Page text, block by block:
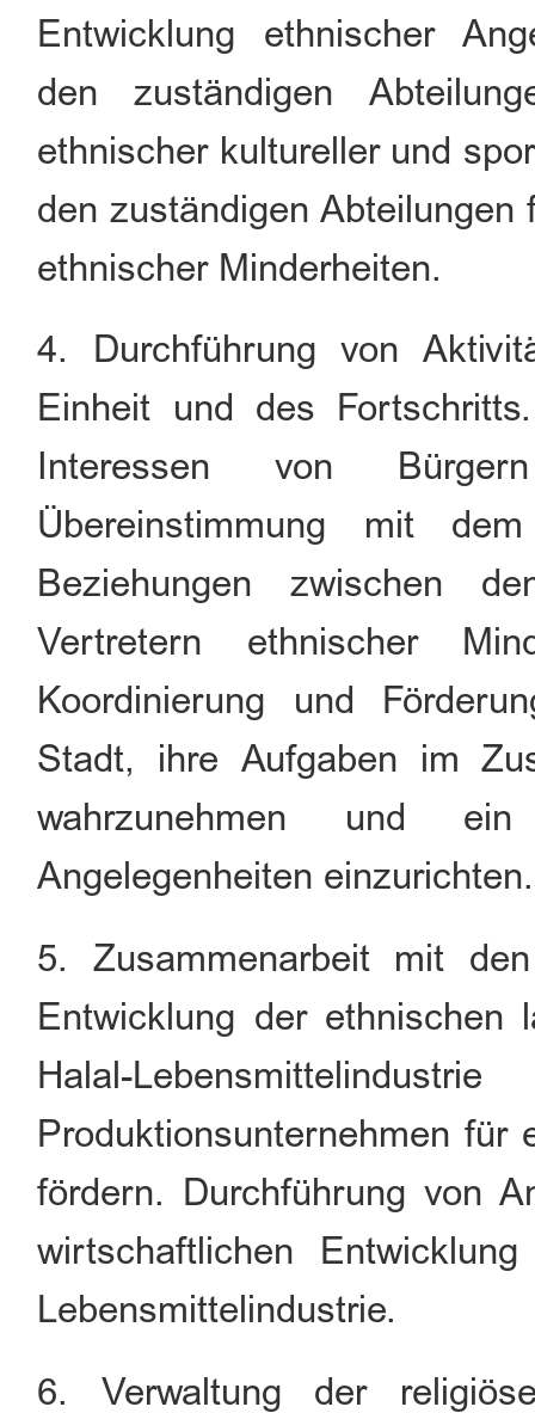
Entwicklung ethnischer
den zuständigen
ethnischer kultureller und
den zuständigen
ethnischer Minderheiten.
4. Durchführung von
Einheit und des
Interessen von
Übereinstimmung mit
Beziehungen zwischen
Vertretern ethnischer
Koordinierung und
Stadt, ihre Aufgaben im
wahrzunehmen und
Angelegenheiten einzurichten.
5. Zusammenarbeit mit
Entwicklung der ethnischen
Halal-
Produktionsunternehmen für
fördern. Durchführung von
wirtschaftlichen
Lebensmittelindustrie.
6. Verwaltung der